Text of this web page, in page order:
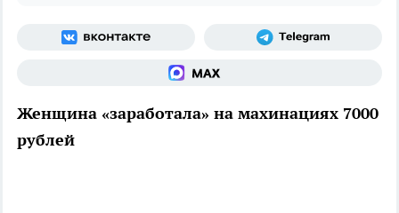
Женщина «заработала» на махинациях 7000
рублей